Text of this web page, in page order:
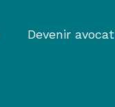
Devenir avocat